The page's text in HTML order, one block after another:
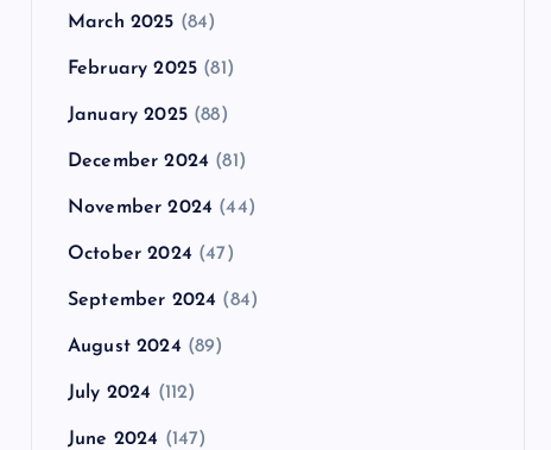
March 2025 (84)
February 2025 (81)
January 2025(88)
December 2024 (81)
November 2024 (44)
October 2024 (47)
September 2024 (84)
August 2024 (89)
July 2024 (112)
June 2024 (147)